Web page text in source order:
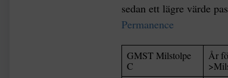
sedan ett lägre värde
Permanence
GMST Milstolpe
C
År